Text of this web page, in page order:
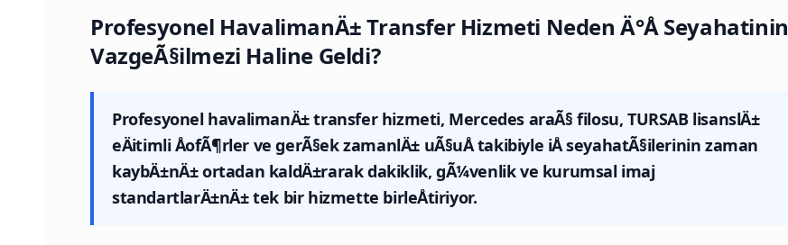
Profesyonel HavalimanÄ± Transfer Hizmeti Neden Ä°Å Seyahatinin
VazgeÃ§ilmezi Haline Geldi?
Profesyonel havalimanÄ± transfer hizmeti, Mercedes araÃ§ filosu, TURSAB lisanslÄ±
eÄitimli ÅofÃ¶rler ve gerÃ§ek zamanlÄ± uÃ§uÅ takibiyle iÅ seyahatÃ§ilerinin zaman
kaybÄ±nÄ± ortadan kaldÄ±rarak dakiklik, gÃ¼venlik ve kurumsal imaj
standartlarÄ±nÄ± tek bir hizmette birleÅtiriyor.